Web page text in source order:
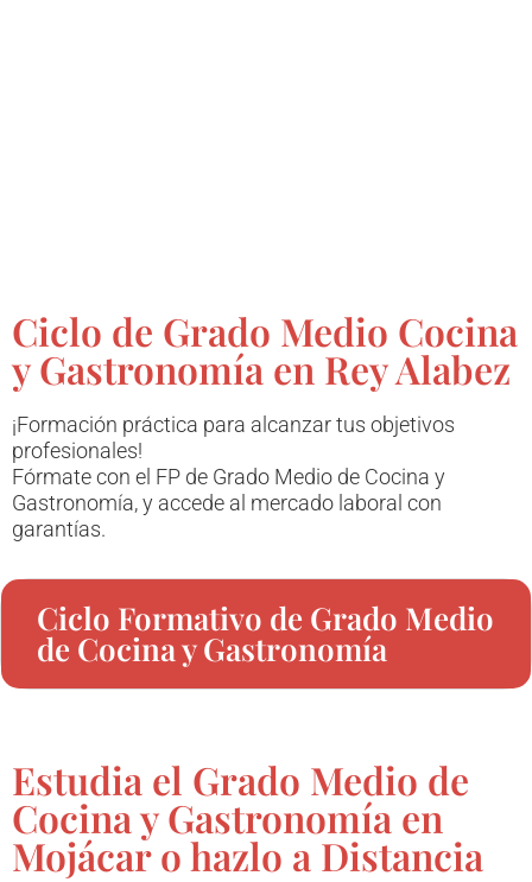
Ciclo de Grado Medio Cocina
y Gastronomía en Rey Alabez
¡Formación práctica para alcanzar tus objetivos
profesionales!
Fórmate con el FP de Grado Medio de Cocina y
Gastronomía, y accede al mercado laboral con
garantías.
Ciclo Formativo de Grado Medio
de Cocina y Gastronomía
Estudia el Grado Medio de
Cocina y Gastronomía en
Mojácar o hazlo a Distancia